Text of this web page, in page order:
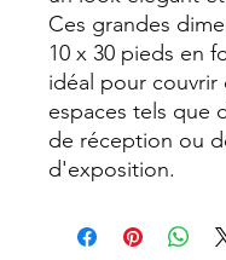
Ces grandes
10 x 30 pieds en
idéal pour couvrir
espaces tels que
de réception ou
d'exposition.